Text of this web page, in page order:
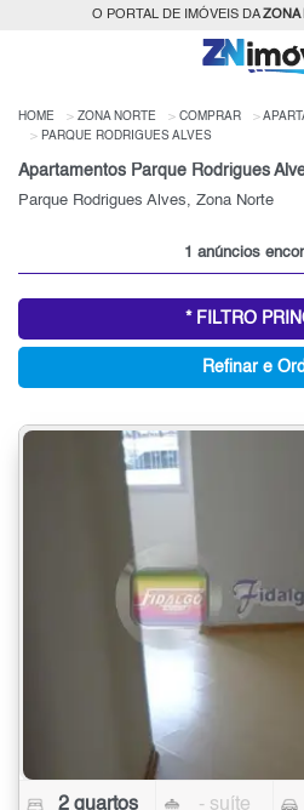
O PORTAL DE IMÓVEIS DAZONA
HOME ZONA NORTE COMPRAR
PARQUE RODRIGUES ALVES
Parque Rodrigues Alves, Zona Norte
1 anúncios
* FILTRO
Refinar e
2 quartos - suíte